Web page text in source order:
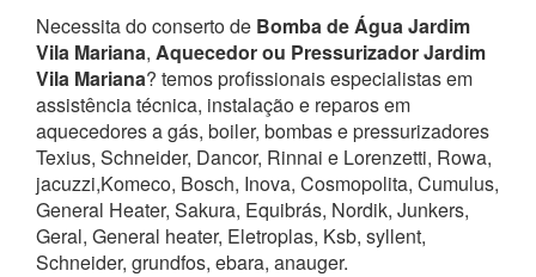
Necessita do conserto de Bomba de ÁguaJardim
Vila Mariana, Aquecedor ou PressurizadorJardim
Vila Mariana? temos profissionais especialistas em
assistência técnica, instalação e reparos em
aquecedores a gás, boiler, bombas e pressurizadores
Texius, Schneider, Dancor, Rinnai e Lorenzetti, Rowa,
jacuzzi,Komeco, Bosch, Inova, Cosmopolita, Cumulus,
General Heater, Sakura, Equibrás, Nordik, Junkers,
Geral, General heater, Eletroplas, Ksb, syllent,
Schneider, grundfos, ebara, anauger.